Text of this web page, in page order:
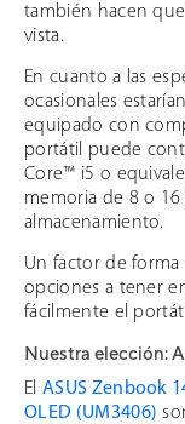
también hacen que
vista.
En cuanto a las
ocasionales
equipado con
portátil puede
Core™ i5 o
memoria de 8 o 16
almacenamiento.
Un factor de
opciones a tener
fácilmente el
Nuestra elección:
El ASUS Zenbook
OLED (UM3406)